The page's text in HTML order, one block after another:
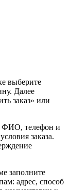
выберите
Далее
заказ» или
ФИО, телефон и
заказа.
заполните
адрес, способ